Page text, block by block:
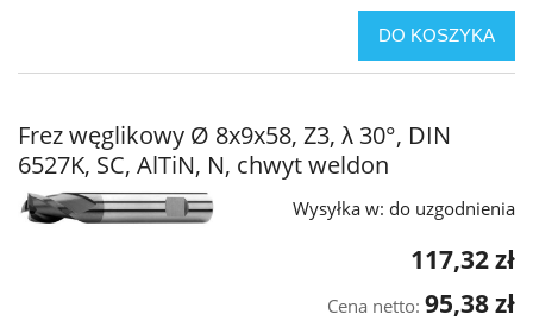
DO KOSZYKA
Frez węglikowy Ø 8x9x58, Z3, λ 30°, DIN
6527K, SC, AlTiN, N, chwyt weldon
Wysyłka w: do uzgodnienia
117,32 zł
Cena netto: 95,38 zł